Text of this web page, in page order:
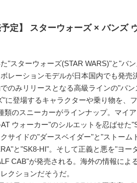
予定】 スターウォーズ × バンズ
"スターウォーズ(STAR WARS)"と"バ
レーションモデルが日本国内でも発売
のみリリースとなる高級ラインの"バン
に登場するキャラクターや乗り物を、
類のスニーカーがラインナップ。マイ
ウォーカー"のシルエットを忍ばせた
サイドの"ダースベイダー"と"ストーム
と"SK8-HI"。そして正義と悪を"ヨー
CAB"が発売される。海外の情報によ
クションだそうだ。